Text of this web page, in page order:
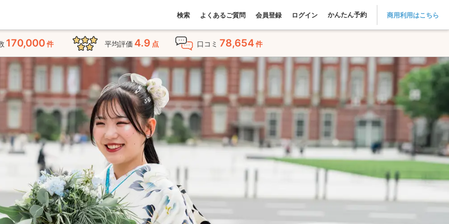
検索 よくあるご質問 会員登録 ログイン かんたん予約 商用利用はこちら
170,000件 平均評価 4.9 点 口コミ 78,654件